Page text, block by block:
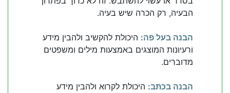
הבעיה, רק הכרה שיש בעיה.
הבנה בעל פה: היכולת להקשיב ולהבין מידע
ורעיונות המוצגים באמצעות מילים ומשפטים
מדוברים.
הבנה בכתב: היכולת לקרוא ולהבין מידע